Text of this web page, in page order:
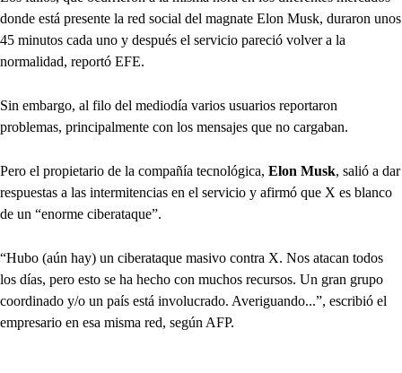
donde está presente la red social del magnate Elon Musk, duraron unos
45 minutos cada uno y después el servicio pareció volver a la
normalidad, reportó EFE.
Sin embargo, al filo del mediodía varios usuarios reportaron
problemas, principalmente con los mensajes que no cargaban.
Pero el propietario de la compañía tecnológica, Elon Musk, salió a dar
respuestas a las intermitencias en el servicio y afirmó que X es blanco
de un “enorme ciberataque”.
“Hubo (aún hay) un ciberataque masivo contra X. Nos atacan todos
los días, pero esto se ha hecho con muchos recursos. Un gran grupo
coordinado y/o un país está involucrado. Averiguando...”, escribió el
empresario en esa misma red, según AFP.